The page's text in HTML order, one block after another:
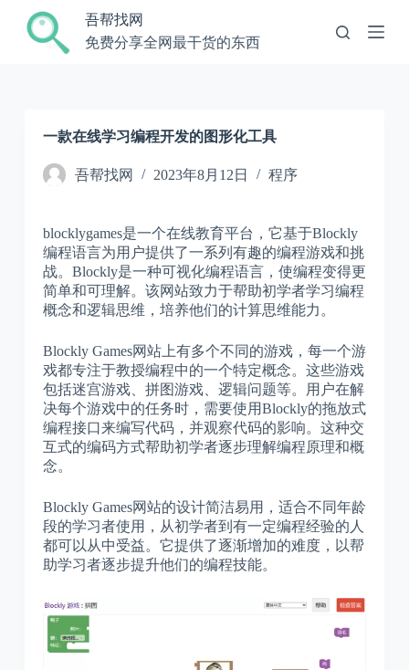
跳
过
吾帮找网
免费分享全网最干货的东西
一款在线学习编程开发的图形化工具
吾帮找网 2023年8月12日 程序
blocklygames是一个在线教育平台，它基于Blockly
编程语言为用户提供了一系列有趣的编程游戏和挑
战。Blockly是一种可视化编程语言，使编程变得更
简单和可理解。该网站致力于帮助初学者学习编程
概念和逻辑思维，培养他们的计算思维能力。
Blockly Games网站上有多个不同的游戏，每一个游
戏都专注于教授编程中的一个特定概念。这些游戏
包括迷宫游戏、拼图游戏、逻辑问题等。用户在解
决每个游戏中的任务时，需要使用Blockly的拖放式
编程接口来编写代码，并观察代码的影响。这种交
互式的编码方式帮助初学者逐步理解编程原理和概
念。
Blockly Games网站的设计简洁易用，适合不同年龄
段的学习者使用，从初学者到有一定编程经验的人
都可以从中受益。它提供了逐渐增加的难度，以帮
助学习者逐步提升他们的编程技能。